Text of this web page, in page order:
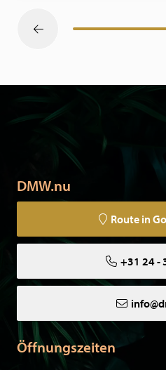
DMW.nu
Route in
+31 24 -
Öffnungszeiten